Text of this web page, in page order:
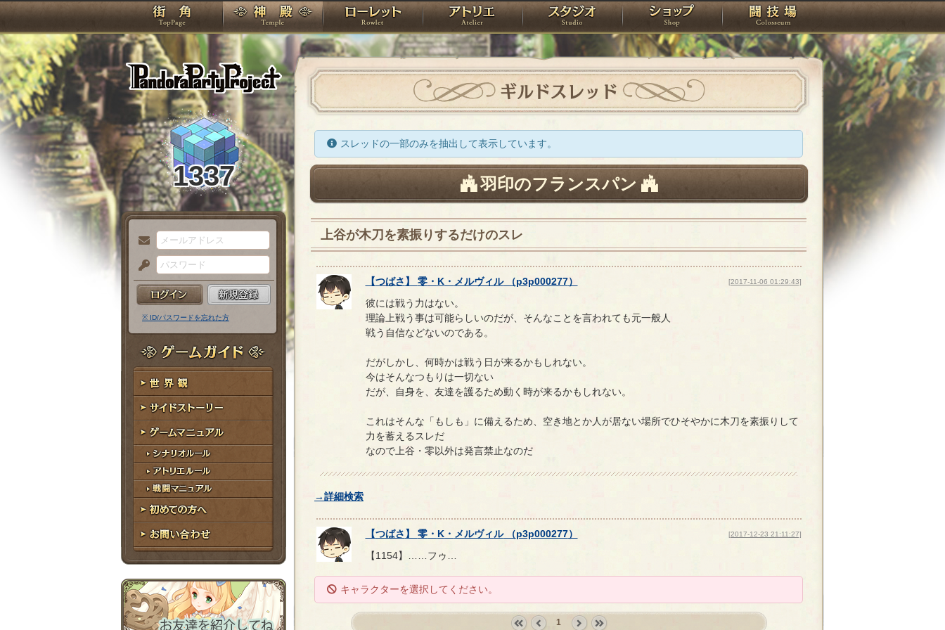
PandoraPartyProject
TOP 神殿 ローレット アトリエ スタジオ ショップ 闘技場
1337
メ
ー
ル
ア
ド
レ
ス
パ
ス
ー
ド
※ ID/パスワードを忘れた方
ゲームガイド
世界観
サイドストーリー
ゲームマニュアル
シナリオルール
アトリエルール
戦闘マニュアル
初めての方へ
お問い合わせ
ギルドスレッド
スレッドの一部のみを抽出して表示しています。
羽印のフランスパン
上谷が木刀を素振りするだけのスレ
【つばさ 】 零・ K・ メルヴィル（p3p000277） [2017-11-06 01:29:43]
彼には戦う力はない。
理論上戦う事は可能らしいのだが、そんなことを言われても元一般人
戦う自信などないのである。
だがしかし、何時かは戦う日が来るかもしれない。
今はそんなつもりは一切ない
だが、自身を、友達を護るため動く時が来るかもしれない。
これはそんな「もしも」に備えるため、空き地とか人が居ない場所でひそやかに木刀を素振りして
力を蓄えるスレだ
なので上谷・零以外は発言禁止なのだ
→詳細検索
【つばさ 】 零・ K・ メルヴィル（p3p000277） [2017-12-23 21:11:27]
【1154】……フゥ…
キャラクターを選択してください。
1